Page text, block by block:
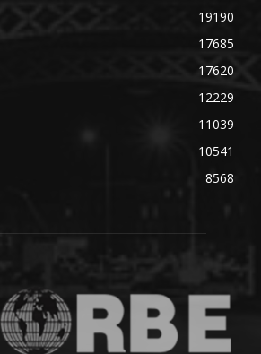
19190
17685
17620
12229
11039
10541
8568